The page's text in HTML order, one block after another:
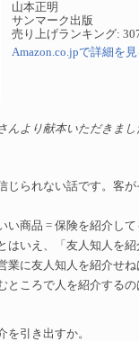
山本正明
サンマーク出版
売り上げランキング:
Amazon.co.jpで詳細を見
んより献本いただきま
じられない話です。客
い商品 = 保険を紹介し
はいえ、「友人知人を
業に友人知人を紹介せ
ところで人を紹介する
を引き出すか。